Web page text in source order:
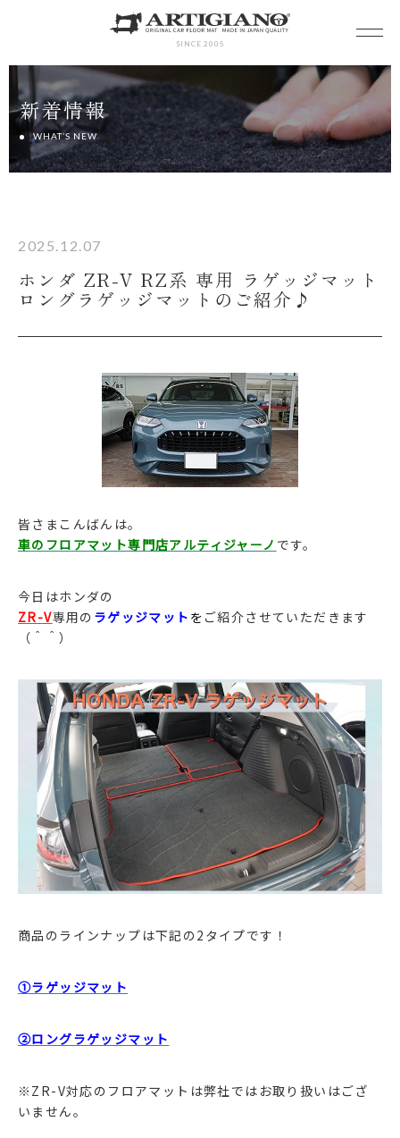
SINCE 2005
新着情報
WHAT’S NEW
2025.12.07
ホンダ ZR-V RZ系 専用 ラゲッジマット
ロングラゲッジマットのご紹介♪
皆さまこんばんは。
車のフロアマット専門店アルティジャーノ です。
今日はホンダの
ZR-V専用の ラゲッジマット を ご紹介させていただきます
（＾＾）
商品のラインナップは下記の2タイプです！
①ラゲッジマット
②ロングラゲッジマット
※ZR-V対応のフロアマットは弊社ではお取り扱いはござ
いません。